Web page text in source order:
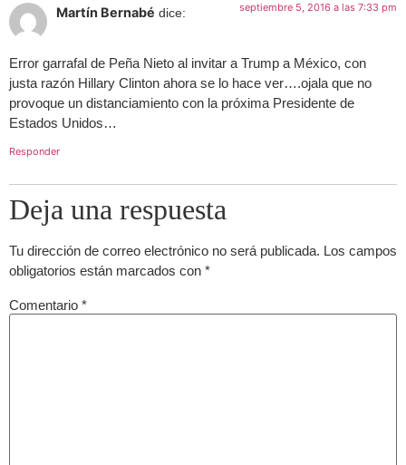
Martín Bernabé dice: septiembre 5, 2016 a las 7:33 pm
Error garrafal de Peña Nieto al invitar a Trump a México, con
justa razón Hillary Clinton ahora se lo hace ver….ojala que no
provoque un distanciamiento con la próxima Presidente de
Estados Unidos…
Responder
Deja una respuesta
Tu dirección de correo electrónico no será publicada. Los campos
obligatorios están marcados con *
Comentario *